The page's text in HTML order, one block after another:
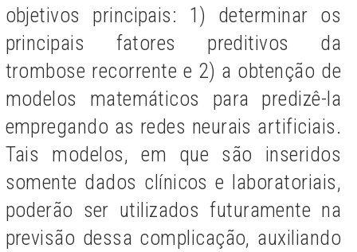
objetivos principais: 1) determinar os
principais fatores preditivos da
trombose recorrente e 2) a obtenção de
modelos matemáticos para predizê-la
empregando as redes neurais artificiais.
Tais modelos, em que são inseridos
somente dados clínicos e laboratoriais,
poderão ser utilizados futuramente na
previsão dessa complicação, auxiliando